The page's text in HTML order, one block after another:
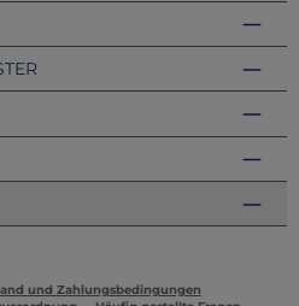
und Zahlungsbedingungen